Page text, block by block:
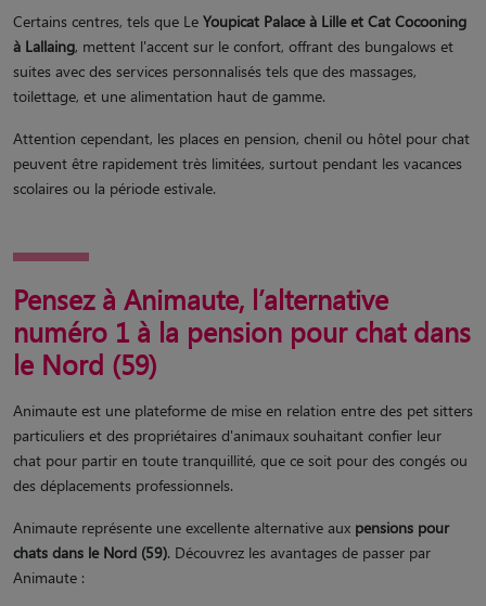
Certains centres, tels que Le Youpicat Palace à Lille et Cat Cocooning
à Lallaing, mettent l'accent sur le confort, offrant des bungalows et
suites avec des services personnalisés tels que des massages,
toilettage, et une alimentation haut de gamme.
Attention cependant, les places en pension, chenil ou hôtel pour chat
peuvent être rapidement très limitées, surtout pendant les vacances
scolaires ou la période estivale.
Pensez à Animaute, l’alternative
numéro 1 à la pension pour chat dans
le Nord (59)
Animaute est une plateforme de mise en relation entre des pet sitters
particuliers et des propriétaires d'animaux souhaitant confier leur
chat pour partir en toute tranquillité, que ce soit pour des congés ou
des déplacements professionnels.
Animaute représente une excellente alternative aux pensions pour
chats dans le Nord (59). Découvrez les avantages de passer par
Animaute :